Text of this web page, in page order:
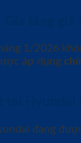
1/2026
áp dụng
đang